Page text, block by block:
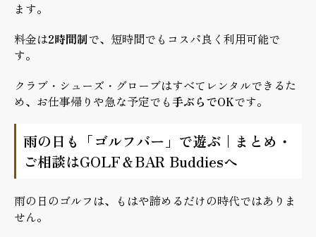
ます。
料金は2時間制で、短時間でもコスパ良く利用可能で
す。
クラブ・シューズ・グローブはすべてレンタルできるた
め、お仕事帰りや急な予定でも手ぶらでOKです。
雨の日も「ゴルフバー」で遊ぶ｜まとめ・
ご相談はGOLF＆BAR Buddiesへ
雨の日のゴルフは、もはや諦めるだけの時代ではありま
せん。